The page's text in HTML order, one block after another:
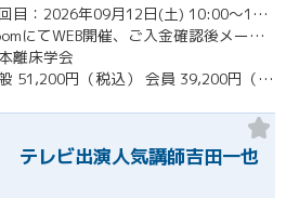
１回目：2026年09月12日(土) 10:00〜16:00 ２回目：2026年10月31日(土) 10:00〜16…開催
ZoomにてWEB開催、ご入金確認後メールにてURLをお知らせいたします。
離床学会
一般 51,200円（税込） 会員 39,200円（税込）
テレビ出演人気講師吉田一也